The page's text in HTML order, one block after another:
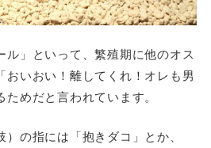
ル」といって、繁殖期に他のオス
おいおい！離してくれ！オレも男
めだと言われています。
の指には「抱きダコ」とか、